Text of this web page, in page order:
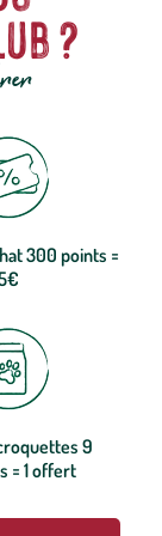
vos animaux.
graisse, de la
à prix
?
300 points =
9
= 1 offert